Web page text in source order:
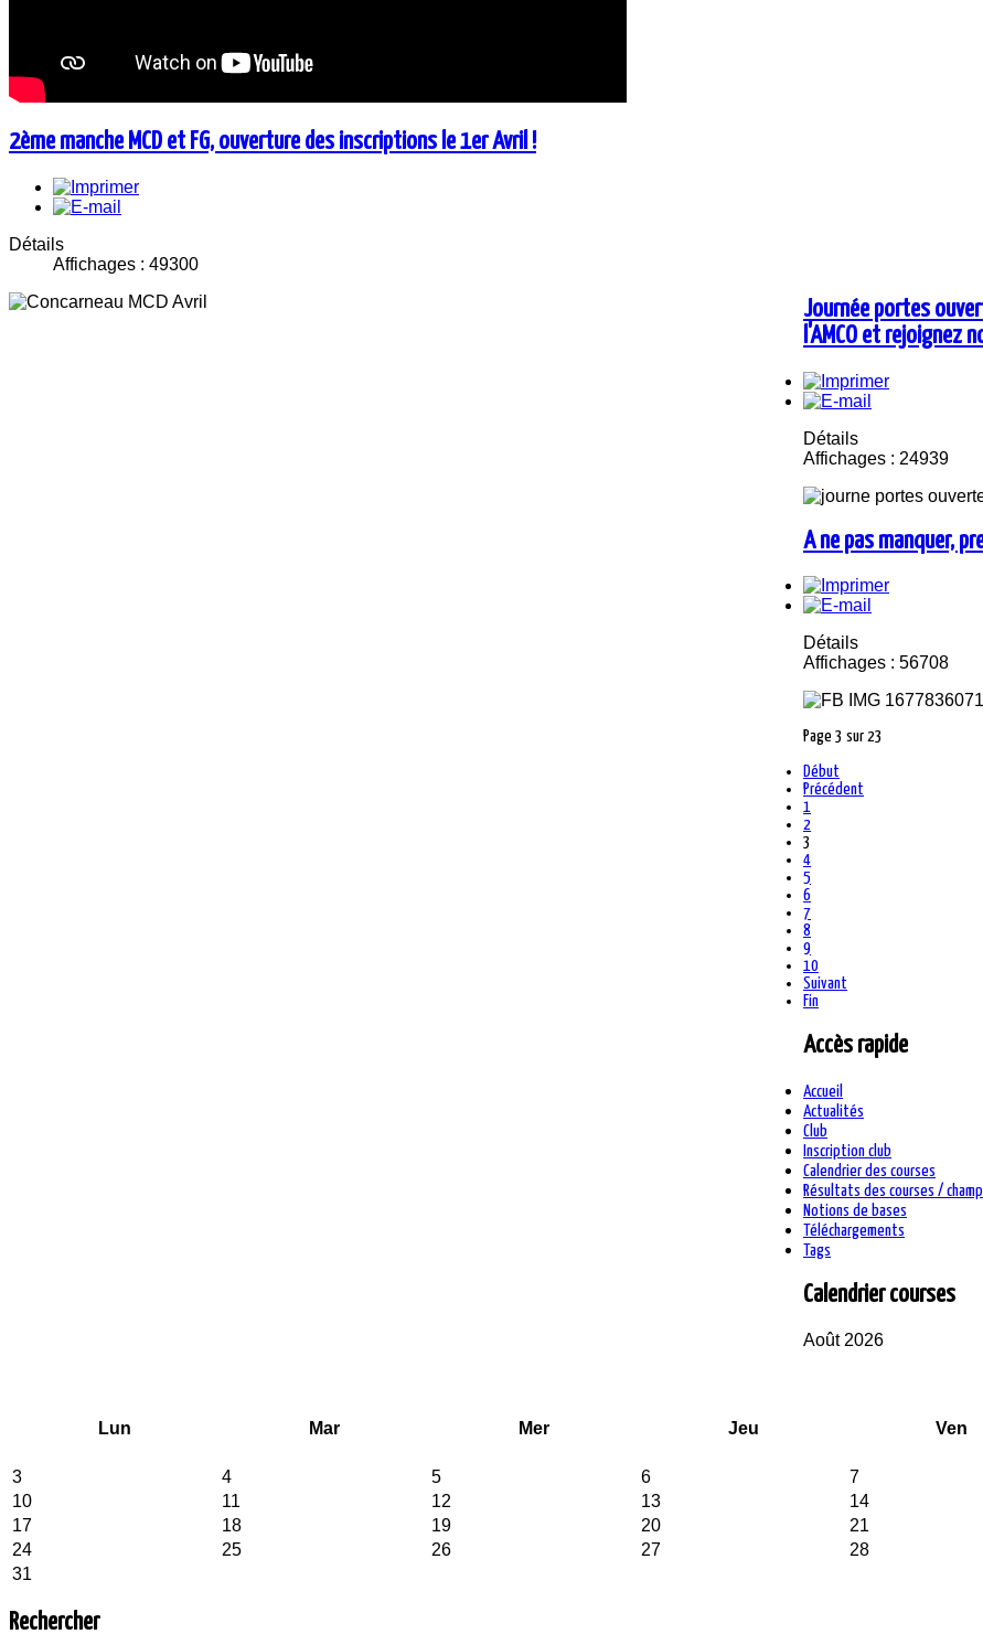
2ème manche MCD et FG, ouverture des inscriptions le 1er Avril !
Détails
Affichages : 49300
Journée portes
l'AMCO et rejoignez
Détails
Affichages : 24939
A ne pas manquer,
Détails
Affichages : 56708
Page 3 sur 23
Début
Précédent
1
2
3
4
5
6
7
8
9
10
Suivant
Fin
Accès rapide
Accueil
Actualités
Club
Inscription club
Calendrier des courses
Résultats des courses /
Notions de bases
Téléchargements
Tags
Calendrier courses
Août 2026
Lun Mar Mer Jeu Ven
3
4 5 6 7
10
11 12 13 14
17
18 19 20 21
24
25 26 27 28
31
Rechercher